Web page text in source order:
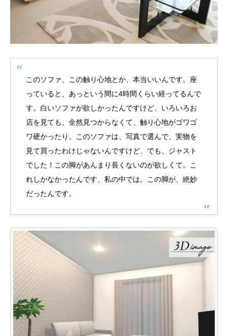
このソファ、この触り心地とか、本当いいんです。座
っていると、あっという間に4時間くらい経ってるんで
す。白いソファが欲しかったんですけど、いろいろお
店を見ても、全然見つからなくて、触り心地がゴワゴ
ワ硬かったり。このソファは、写真で選んで、実物を
見て買ったわけじゃないんですけど、でも、ジャスト
でした！この脚があんまり長くないのが欲しくて。こ
れしかなかったんです、私の中では。この脚が、絶妙
だったんです。